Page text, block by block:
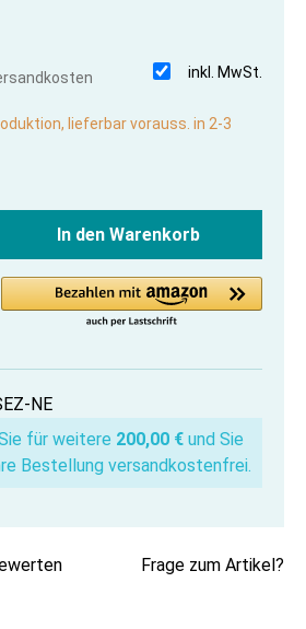
inkl. MwSt.
lieferbar vorauss. in 2-3
In den Warenkorb
NE
für weitere 200,00 € und Sie
Bestellung versandkostenfrei.
Frage zum Artikel?